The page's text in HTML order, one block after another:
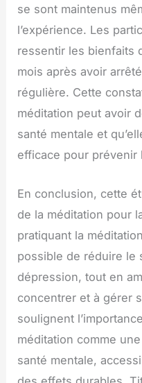
se sont maintenus
l’expérience. Les
ressentir les bienfaits
mois après avoir
régulière. Cette
méditation peut avoir
santé mentale et
efficace pour prévenir
En conclusion, cette
de la méditation pour
pratiquant la
possible de réduire le
dépression, tout en
concentrer et à gérer
soulignent
méditation comme
santé mentale,